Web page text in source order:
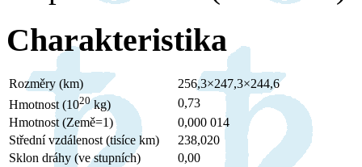
Charakteristika
Rozměry (km)
256,3×247,3×244,6
Hmotnost (1020kg)
0,73
Hmotnost (Země=1)
0,000 014
Střední vzdálenost (tisíce km)
238,020
Sklon dráhy (ve stupních)
0,00